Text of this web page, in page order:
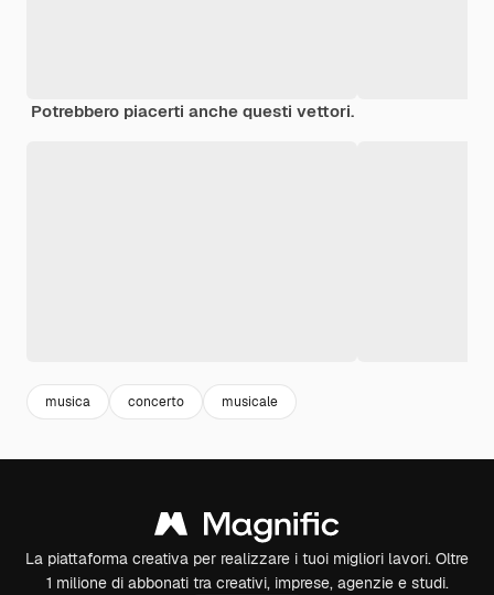
Potrebbero piacerti anche questi vettori.
musica concerto musicale
La piattaforma creativa per realizzare i tuoi migliori lavori. Oltre
1 milione di abbonati tra creativi, imprese, agenzie e studi.